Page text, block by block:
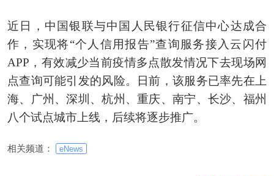
近日，中国银联与中国人民银行征信中心达成合
作，实现将“个人信用报告”查询服务接入云闪付
APP，有效减少当前疫情多点散发情况下去现场网
点查询可能引发的风险。日前，该服务已率先在上
海、广州、深圳、杭州、重庆、南宁、长沙、福州
八个试点城市上线，后续将逐步推广。
相关频道： eNews